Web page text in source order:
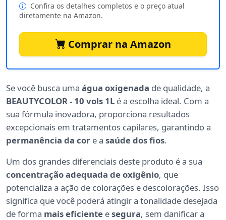
Confira os detalhes completos e o preço atual
diretamente na Amazon.
Comprar na Amazon
Se você busca uma água oxigenada de qualidade, a
BEAUTYCOLOR - 10 vols 1L é a escolha ideal. Com a
sua fórmula inovadora, proporciona resultados
excepcionais em tratamentos capilares, garantindo a
permanência da cor e a saúde dos fios.
Um dos grandes diferenciais deste produto é a sua
concentração adequada de oxigênio, que
potencializa a ação de colorações e descolorações. Isso
significa que você poderá atingir a tonalidade desejada
de forma mais eficiente esegura, sem danificar a